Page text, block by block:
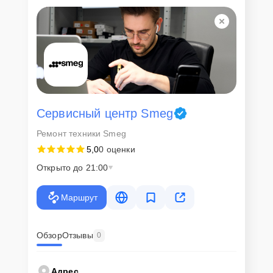
Для всех клиентов действуют демократичные и фиксированные
цены. Конечная стоимость работ обсуждается с клиентом и не в
коем случае не может измениться в процессе работ. Сервис не
навязывает клиентам дополнительные услуги и не
предусматривает скрытые платежи. Рассчитать предварительную
стоимость ремонта можно с помощью нашегоКалькулятора
Скорость диагностики и
ремонта
Наша компания ценит время клиентов и понимает важность
оперативного решения любых вопросов. В среднем, ремонт
клиент сможет забрать свой гаджет в этот же день. При
Внимание! Устройство отправляется на ремонт только после
согласования вариантов запчастей и стоимости ремонта с
изменена в процессе или после завершения работ.
Сервисный центр Smeg
Ремонт техники Smeg
5,00 оценки
Открыто до 21:00
Маршрут
ОбзорОтзывы 0
Адрес